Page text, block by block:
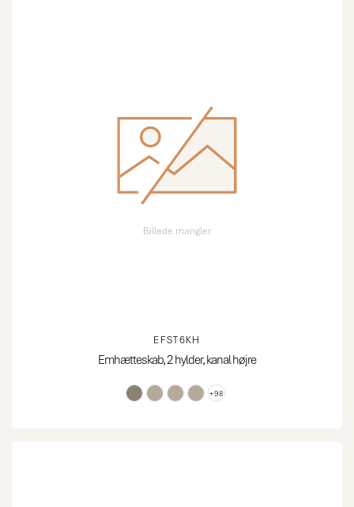
Billede mangler
EFST6KH
Emhætteskab, 2 hylder, kanal højre
+98